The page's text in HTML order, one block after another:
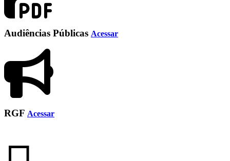
Audiências Públicas Acessar
RGF Acessar